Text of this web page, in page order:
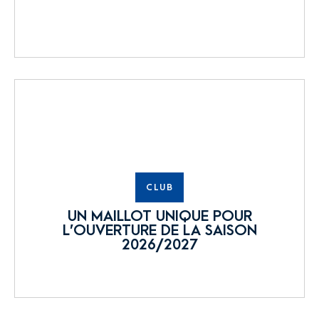
CLUB
UN MAILLOT UNIQUE POUR
L’OUVERTURE DE LA SAISON
2026/2027